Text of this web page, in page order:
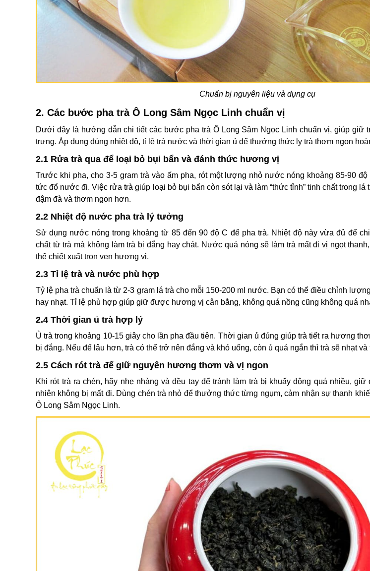
Chuẩn bị nguyên liệu và dụng cụ
2. Các bước pha trà Ô Long Sâm Ngọc Linh chuẩn vị
Dưới đây là hướng dẫn chi tiết các bước pha trà Ô Long Sâm Ngọc Linh chuẩn vị, giúp giữ
trưng. Áp dụng đúng nhiệt độ, tỉ lệ trà nước và thời gian ủ để thưởng thức ly trà thơm ngon
2.1 Rửa trà qua để loại bỏ bụi bẩn và đánh thức hương vị
Trước khi pha, cho 3-5 gram trà vào ấm pha, rót một lượng nhỏ nước nóng khoảng 85-90
tức đổ nước đi. Việc rửa trà giúp loại bỏ bụi bẩn còn sót lại và làm “thức tỉnh” tinh chất trong
đậm đà và thơm ngon hơn.
2.2 Nhiệt độ nước pha trà lý tưởng
Sử dụng nước nóng trong khoảng từ 85 đến 90 độ C để pha trà. Nhiệt độ này vừa đủ để
chất từ trà mà không làm trà bị đắng hay chát. Nước quá nóng sẽ làm trà mất đi vị ngọt
thể chiết xuất trọn vẹn hương vị.
2.3 Tỉ lệ trà và nước phù hợp
Tỷ lệ pha trà chuẩn là từ 2-3 gram lá trà cho mỗi 150-200 ml nước. Bạn có thể điều chỉnh
hay nhạt. Tỉ lệ phù hợp giúp giữ được hương vị cân bằng, không quá nồng cũng không quá
2.4 Thời gian ủ trà hợp lý
Ủ trà trong khoảng 10-15 giây cho lần pha đầu tiên. Thời gian ủ đúng giúp trà tiết ra hương
bị đắng. Nếu để lâu hơn, trà có thể trở nên đắng và khó uống, còn ủ quá ngắn thì trà sẽ nhạt và
2.5 Cách rót trà để giữ nguyên hương thơm và vị ngon
Khi rót trà ra chén, hãy nhẹ nhàng và đều tay để tránh làm trà bị khuấy động quá nhiều,
nhiên không bị mất đi. Dùng chén trà nhỏ để thưởng thức từng ngụm, cảm nhận sự thanh
Ô Long Sâm Ngọc Linh.